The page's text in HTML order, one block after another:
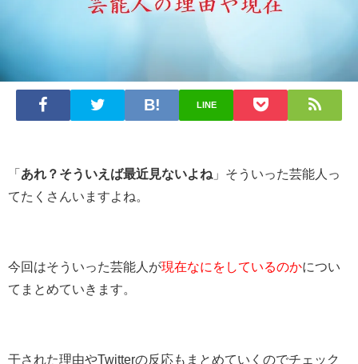
LINE
「 あれ？そういえば最近見ないよね 」そういった芸能人っ
てたくさんいますよね。
今回はそういった芸能人が現在なにをしているのかについ
てまとめていきます。
干された理由やTwitterの反応もまとめていくのでチェック